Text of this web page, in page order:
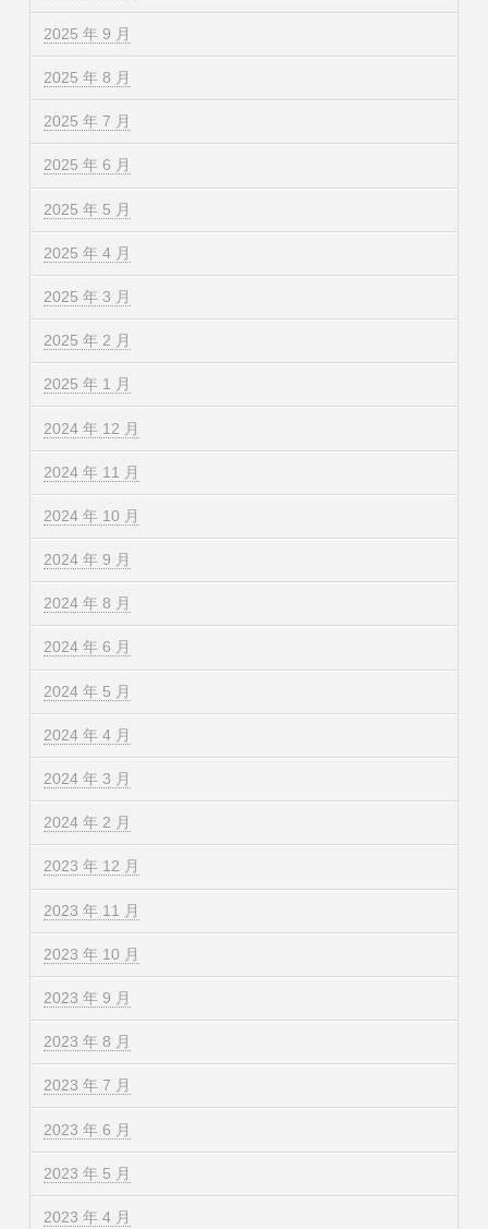
2025 年 9 月
2025 年 8 月
2025 年 7 月
2025 年 6 月
2025 年 5 月
2025 年 4 月
2025 年 3 月
2025 年 2 月
2025 年 1 月
2024 年 12 月
2024 年 11 月
2024 年 10 月
2024 年 9 月
2024 年 8 月
2024 年 6 月
2024 年 5 月
2024 年 4 月
2024 年 3 月
2024 年 2 月
2023 年 12 月
2023 年 11 月
2023 年 10 月
2023 年 9 月
2023 年 8 月
2023 年 7 月
2023 年 6 月
2023 年 5 月
2023 年 4 月